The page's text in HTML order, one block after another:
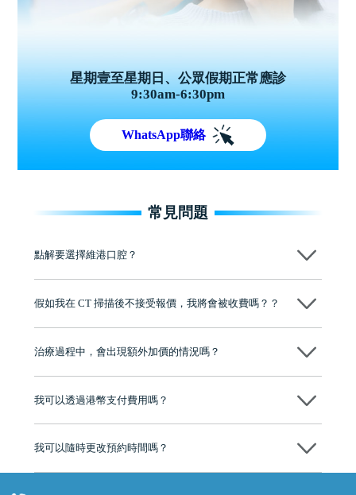
星期壹至星期日、公眾假期正常應診
9:30am-6:30pm
WhatsApp聯絡
常見問題
點解要選擇維港口腔？
牌」、「2025香港企業領袖品牌」，是諾貝爾種植系統全球放心植牙中
至今已服務超過三十個國家和地區的顧客，受到粵港澳大灣區及周邊城
有咨詢及服務保障中心，有任何問題都可以隨時預約免費咨詢，讓人十
假如我在 CT 掃描後不接受報價，我將會被收費嗎？？
治療過程中，會出現額外加價的情況嗎？
我可以透過港幣支付費用嗎？
可以。維港口腔會按照當日匯率轉算收取費用，而匯率會及時告知客人
我可以隨時更改預約時間嗎？